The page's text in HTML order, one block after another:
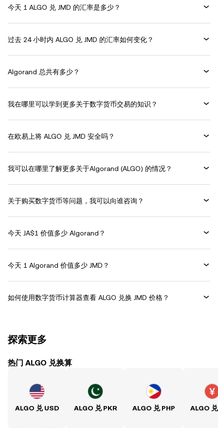
今天 1 ALGO 兑 JMD 的汇率是多少？
过去 24 小时内 ALGO 兑 JMD 的汇率如何变化？
Algorand 总共有多少？
我在哪里可以学到更多关于数字货币交易的知识？
在欧易上将 ALGO 兑 JMD 安全吗？
我可以在哪里了解更多关于Algorand (ALGO) 的情况？
关于购买数字货币等问题，我可以向谁咨询？
今天 JA$1 价值多少 Algorand？
今天 1 Algorand 价值多少 JMD？
如何使用数字货币计算器查看 ALGO 兑换 JMD 价格？
探索更多
热门 ALGO 兑换算
ALGO 兑 USD ALGO 兑 PKR ALGO 兑 PHP ALGO